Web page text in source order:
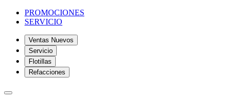
PROMOCIONES
SERVICIO
Ventas Nuevos
Servicio
Flotillas
Refacciones